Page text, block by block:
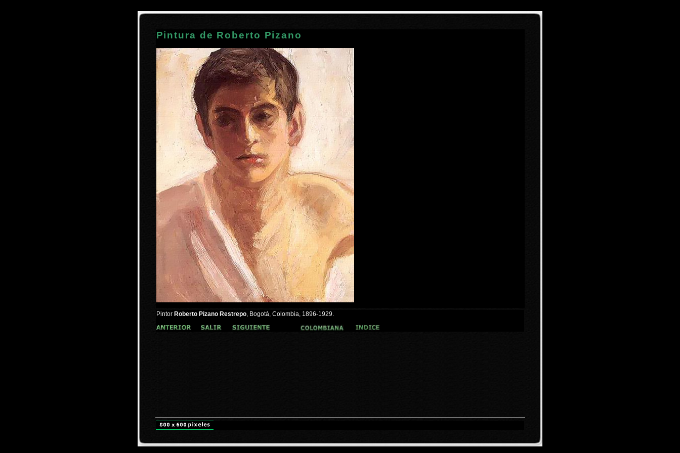
Pintura de Roberto Pizano
Pintor Roberto Pizano Restrepo, Bogotá, Colombia, 1896-1929.